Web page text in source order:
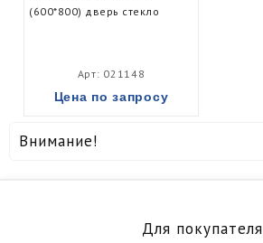
Внимание!
(600*800) дверь стекло
Арт: 021148
Цена по запросу
Для покупателя